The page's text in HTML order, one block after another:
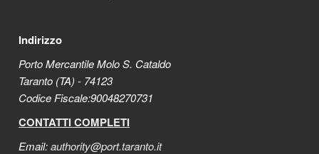
Indirizzo
Porto Mercantile Molo S. Cataldo
Taranto (TA) - 74123
Codice Fiscale:90048270731
CONTATTI COMPLETI
Email:authority@port.taranto.it